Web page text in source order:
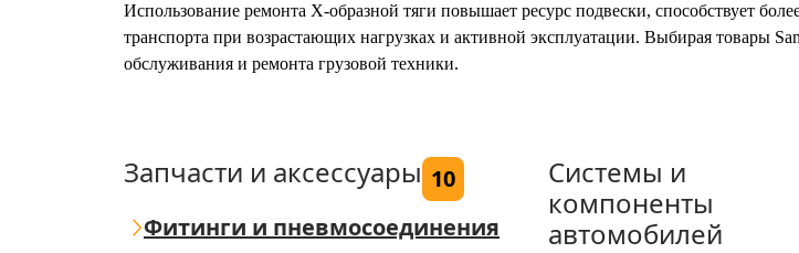
Использование ремонта X-образной тяги повышает ресурс подвески, способствует
транспорта при возрастающих нагрузках и активной эксплуатации. Выбирая товары
обслуживания и ремонта грузовой техники.
Запчасти и аксессуары 10
Фитинги и пневмосоединения
Системы и
компоненты
автомобилей